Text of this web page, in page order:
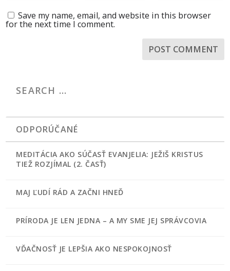
Save my name, email, and website in this browser
for the next time I comment.
ODPORÚČANÉ
MEDITÁCIA AKO SÚČASŤ EVANJELIA: JEŽIŠ KRISTUS
TIEŽ ROZJÍMAL (2. ČASŤ)
MAJ ĽUDÍ RÁD A ZAČNI HNEĎ
PRÍRODA JE LEN JEDNA – A MY SME JEJ SPRÁVCOVIA
VĎAČNOSŤ JE LEPŠIA AKO NESPOKOJNOSŤ